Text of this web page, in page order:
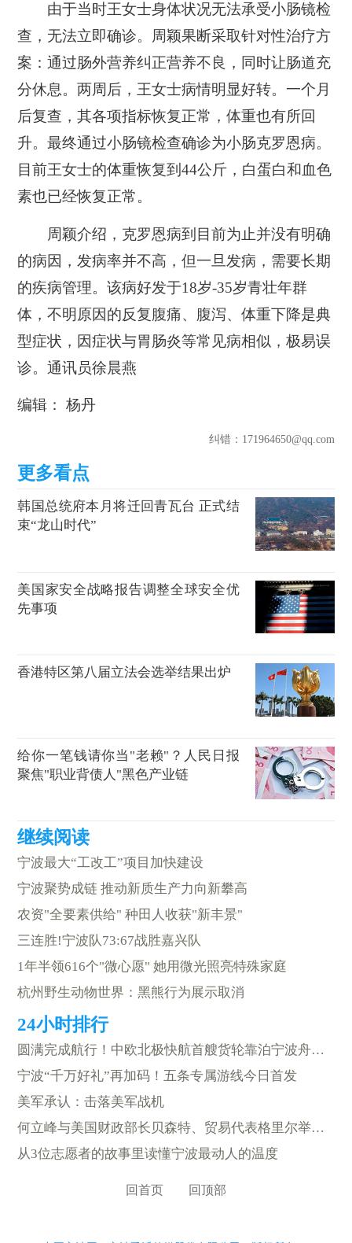
由于当时王女士身体状况无法承受小肠镜检
查，无法立即确诊。周颖果断采取针对性治疗方
案：通过肠外营养纠正营养不良，同时让肠道充
分休息。两周后，王女士病情明显好转。一个月
后复查，其各项指标恢复正常，体重也有所回
升。最终通过小肠镜检查确诊为小肠克罗恩病。
目前王女士的体重恢复到44公斤，白蛋白和血色
素也已经恢复正常。
周颖介绍，克罗恩病到目前为止并没有明确
的病因，发病率并不高，但一旦发病，需要长期
的疾病管理。该病好发于18岁-35岁青壮年群
体，不明原因的反复腹痛、腹泻、体重下降是典
型症状，因症状与胃肠炎等常见病相似，极易误
诊。通讯员徐晨燕
编辑： 杨丹
纠错：171964650@qq.com
韩国总统府本月将迁回青瓦台 正式结
束“龙山时代”
美国家安全战略报告调整全球安全优
先事项
香港特区第八届立法会选举结果出炉
给你一笔钱请你当"老赖"？人民日报
聚焦"职业背债人"黑色产业链
宁波最大“工改工”项目加快建设
宁波聚势成链 推动新质生产力向新攀高
农资"全要素供给" 种田人收获"新丰景"
三连胜!宁波队73:67战胜嘉兴队
1年半领616个"微心愿" 她用微光照亮特殊家庭
杭州野生动物世界：黑熊行为展示取消
圆满完成航行！中欧北极快航首艘货轮靠泊宁波舟山港
宁波“千万好礼”再加码！五条专属游线今日首发
美军承认：击落美军战机
何立峰与美国财政部长贝森特、贸易代表格里尔举行视频通话
从3位志愿者的故事里读懂宁波最动人的温度
回首页 回顶部